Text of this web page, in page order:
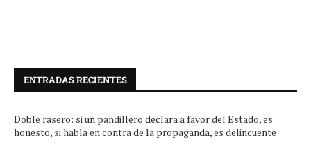
ENTRADAS RECIENTES
Doble rasero: si un pandillero declara a favor del Estado, es
honesto, si habla en contra de la propaganda, es delincuente